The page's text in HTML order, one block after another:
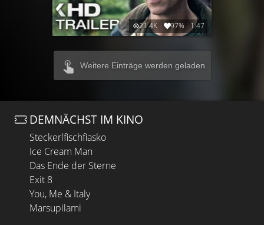
21.4K 97% 1:47
Weitere Einträge werden geladen
DEMNÄCHST IM KINO
Steckerlfischfiasko
Ice Cream Man
Das Ende der Sterne
Exit 8
You, Me & Italy
Marsupilami